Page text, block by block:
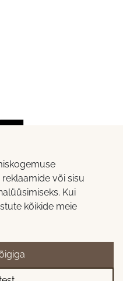
või sisu
Kui
kõikide meie